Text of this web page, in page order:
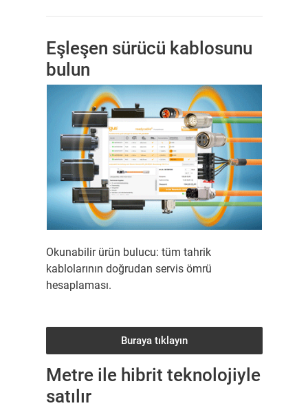
Eşleşen sürücü kablosunu
bulun
Okunabilir ürün bulucu: tüm tahrik
kablolarının doğrudan servis ömrü
hesaplaması.
Buraya tıklayın
Metre ile hibrit teknolojiyle
satılır